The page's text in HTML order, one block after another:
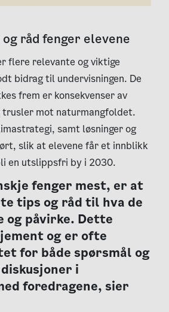
råd fenger elevene
flere relevante og viktige
bidrag til undervisningen. De
frem er konsekvenser av
trusler mot naturmangfoldet.
samt løsninger og
slik at elevene får et innblikk
en utslippsfri by i 2030.
fenger mest, er at
tips og råd til hva de
og påvirke. Dette
og er ofte
for både spørsmål og
i
foredragene, sier